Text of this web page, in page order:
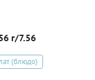
г/7.56
(блюдо)